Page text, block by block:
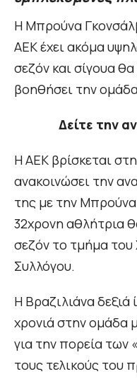
Η Μπρούνα
ΑΕΚ έχει ακόμα
σεζόν και σίγουα
βοηθήσει την
Δείτε την
Η ΑΕΚ βρίσκεται
ανακοινώσει την
της με την
32χρονη αθλήτρια
σεζόν το τμήμα
Συλλόγου.
Η Βραζιλιάνα δεξιά
χρονιά στην ομάδα
για την πορεία των
τους τελικούς του